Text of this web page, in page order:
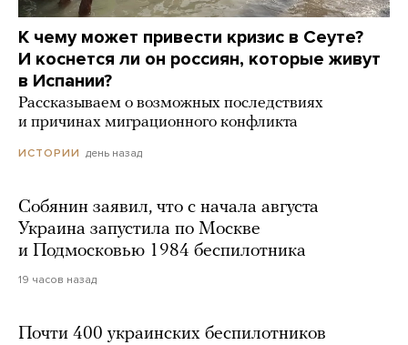
К чему может привести кризис в Сеуте?
И коснется ли он россиян, которые живут
в Испании?
Рассказываем о возможных последствиях
и причинах миграционного конфликта
ИСТОРИИ день назад
Собянин заявил, что с начала августа
Украина запустила по Москве
и Подмосковью 1984 беспилотника
19 часов назад
Почти 400 украинских беспилотников